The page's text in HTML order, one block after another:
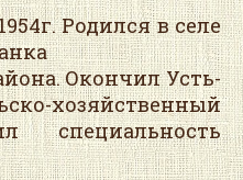
Родился в селе
Окончил Усть-
хозяйственный
специальность